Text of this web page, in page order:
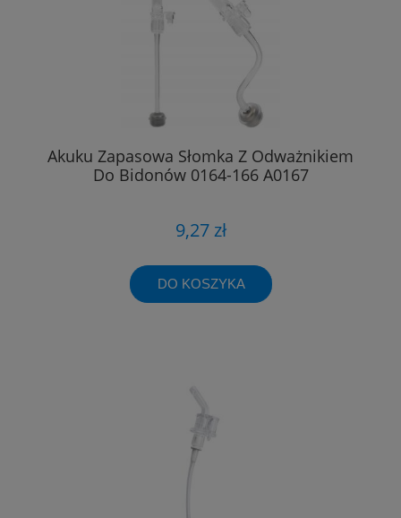
Akuku Zapasowa Słomka Z Odważnikiem
Do Bidonów 0164-166 A0167
9,27 zł
DO KOSZYKA